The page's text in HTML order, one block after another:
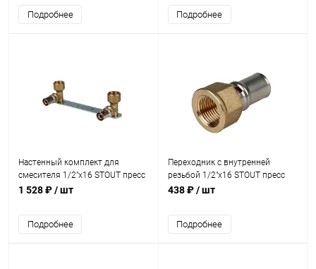
Подробнее Подробнее
Настенный комплект для
смесителя 1/2"x16 STOUT пресс
1 528 ₽/ шт
Подробнее
Переходник с внутренней
резьбой 1/2"х16 STOUT пресс
438 ₽/ шт
Подробнее